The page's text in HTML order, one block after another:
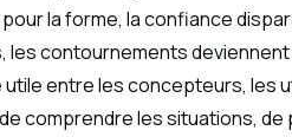
la forme, la confiance
les contournements
utile entre les concepteurs,
comprendre les situations,